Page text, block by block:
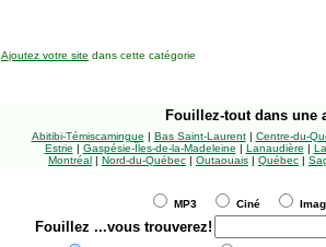
Ajoutez votre site dans cette catégorie
Fouillez-tout dans une
Abitibi-Témiscamingue | Bas Saint-Laurent| Centre-du-
Estrie | Gaspésie-Îles-de-la-Madeleine | Lanaudière |
Montréal | Nord-du-Québec | Outaouais | Québec |
MP3 Ciné
Fouillez ...vous trouverez!